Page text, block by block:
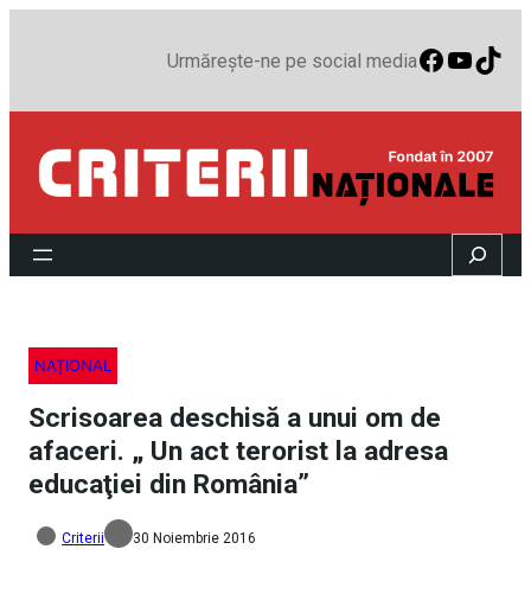
Urmărește-ne pe social media
Search
NAȚIONAL
Scrisoarea deschisă a unui om de
afaceri. „ Un act terorist la adresa
educaţiei din România”
Criterii 30 Noiembrie 2016